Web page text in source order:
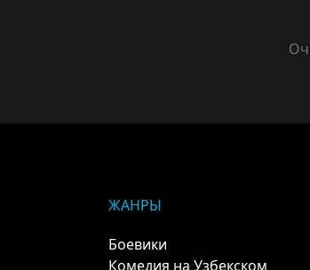
ЖАНРЫ
Боевики
Комедия на Узбекском